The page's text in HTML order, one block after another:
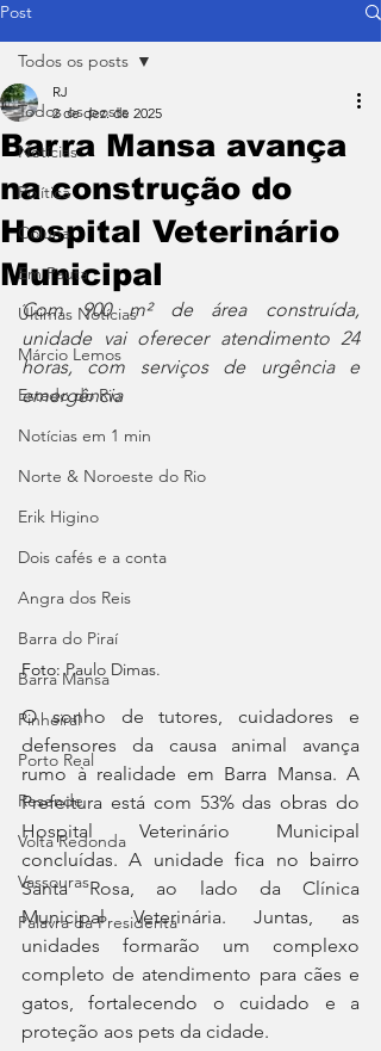
Post
Todos os posts
Notícias
Política
Coluna
Em Pauta
Últimas Notícias
Márcio Lemos
Estado do Rio
Notícias em 1 min
Norte & Noroeste do Rio
Erik Higino
Dois cafés e a conta
Angra dos Reis
Barra do Piraí
Barra Mansa
Pinheiral
Porto Real
Resende
Volta Redonda
Vassouras
Palavra da Presidenta
Todos os posts
Barra Mansa avança
na construção do
Hospital Veterinário
Municipal
RJ
2 de dez. de 2025
Com 900 m² de área construída,
unidade vai oferecer atendimento 24
horas, com serviços de urgência e
emergência
Foto: Paulo Dimas.
O sonho de tutores, cuidadores e
defensores da causa animal avança
rumo à realidade em Barra Mansa. A
Prefeitura está com 53% das obras do
Hospital Veterinário Municipal
concluídas. A unidade fica no bairro
Santa Rosa, ao lado da Clínica
Municipal Veterinária. Juntas, as
unidades formarão um complexo
completo de atendimento para cães e
gatos, fortalecendo o cuidado e a
proteção aos pets da cidade.